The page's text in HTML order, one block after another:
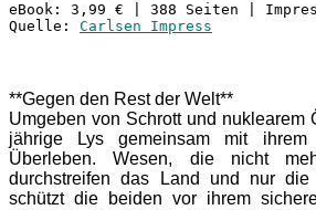
eBook: 3,99 € | 388 Seiten |
Quelle: Carlsen Impress
**Gegen den Rest der Welt**
Umgeben von Schrott und nuklearem
jährige Lys gemeinsam mit
Überleben. Wesen, die nicht
durchstreifen das Land und nur
schützt die beiden vor ihrem